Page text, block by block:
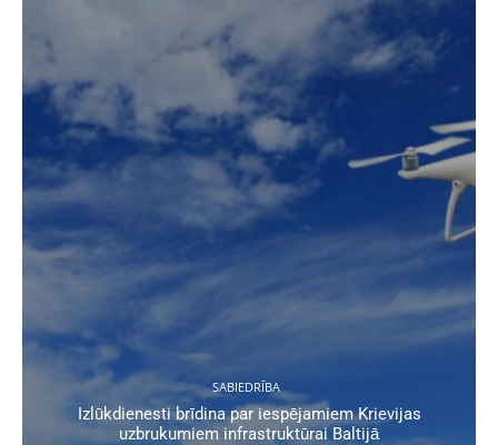
SABIEDRĪBA
Izlūkdienesti brīdina par iespējamiem Krievijas
uzbrukumiem infrastruktūrai Baltijā